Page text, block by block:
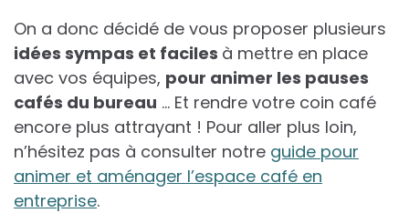
On a donc décidé de vous proposer plusieurs
idées sympas et faciles à mettre en place
avec vos équipes, pour animer les pauses
cafés du bureau … Et rendre votre coin café
encore plus attrayant ! Pour aller plus loin,
n’hésitez pas à consulter notre guide pour
animer et aménager l’espace café en
entreprise.